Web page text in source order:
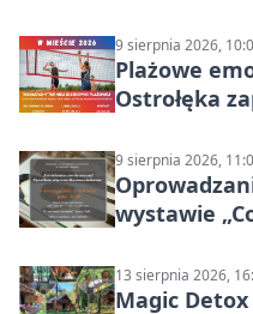
9 sierpnia 2026,
Plażowe
Ostrołęka
9 sierpnia 2026,
wystawie
Mazowsza
13 sierpnia 2026,
Magic